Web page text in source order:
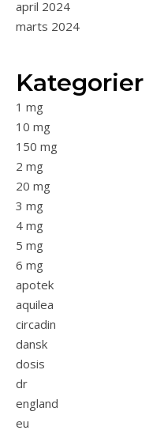
april 2024
marts 2024
Kategorier
1 mg
10 mg
150 mg
2 mg
20 mg
3 mg
4 mg
5 mg
6 mg
apotek
aquilea
circadin
dansk
dosis
dr
england
eu